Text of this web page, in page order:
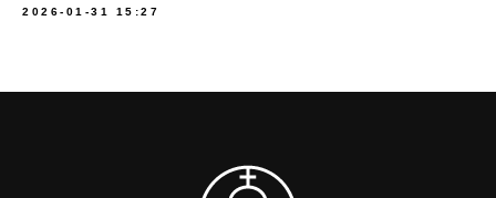
2026-01-31 15:27